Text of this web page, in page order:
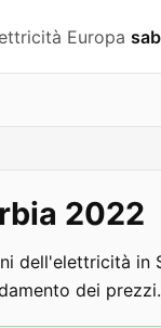
Europa
2022
dell'elettricità
dei prezzi.